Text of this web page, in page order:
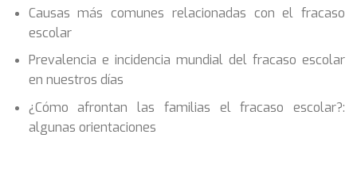
Causas más comunes relacionadas con el fracaso
escolar
Prevalencia e incidencia mundial del fracaso escolar
en nuestros días
¿Cómo afrontan las familias el fracaso escolar?:
algunas orientaciones